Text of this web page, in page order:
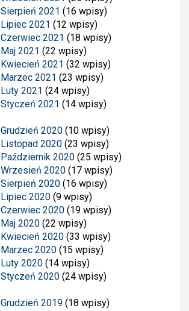
Sierpień 2021 (16 wpisy)
Lipiec 2021 (12 wpisy)
Czerwiec 2021 (18 wpisy)
Maj 2021 (22 wpisy)
Kwiecień 2021 (32 wpisy)
Marzec 2021 (23 wpisy)
Luty 2021 (24 wpisy)
Styczeń 2021 (14 wpisy)
Grudzień 2020 (10 wpisy)
Listopad 2020 (23 wpisy)
Październik 2020 (25 wpisy)
Wrzesień 2020 (17 wpisy)
Sierpień 2020 (16 wpisy)
Lipiec 2020 (9 wpisy)
Czerwiec 2020 (19 wpisy)
Maj 2020 (22 wpisy)
Kwiecień 2020 (33 wpisy)
Marzec 2020 (15 wpisy)
Luty 2020 (14 wpisy)
Styczeń 2020 (24 wpisy)
Grudzień 2019 (18 wpisy)